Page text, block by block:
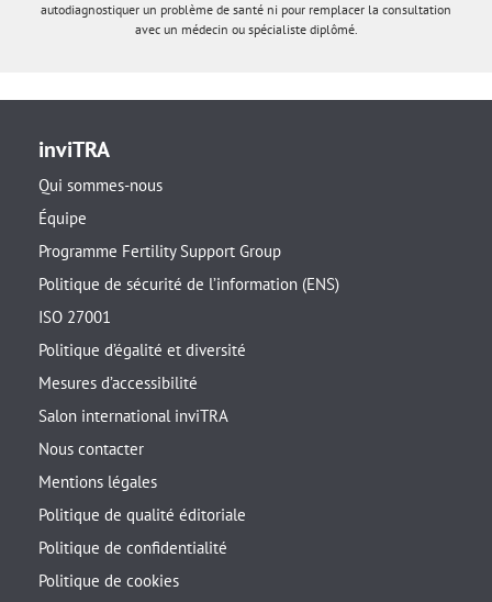
autodiagnostiquer un problème de santé ni pour remplacer la consultation
avec un médecin ou spécialiste diplômé.
inviTRA
Qui sommes-nous
Équipe
Programme Fertility Support Group
Politique de sécurité de l’information (ENS)
ISO 27001
Politique d’égalité et diversité
Mesures d’accessibilité
Salon international inviTRA
Nous contacter
Mentions légales
Politique de qualité éditoriale
Politique de confidentialité
Politique de cookies